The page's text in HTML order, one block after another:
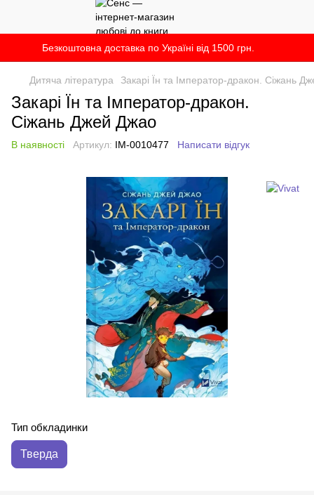
Безкоштовна доставка по Україні від 1500 грн.
Дитяча література Закарі Їн та Імператор-дракон. Сіжань
Закарі Їн та Імператор-дракон.
Сіжань Джей Джао
В наявності Артикул: IM-0010477 Написати відгук
Тип обкладинки
Тверда